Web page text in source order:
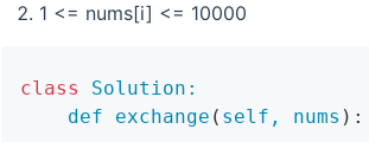
1 <= nums[i] <= 10000
class
Solution:
def
exchange ( self, nums ):